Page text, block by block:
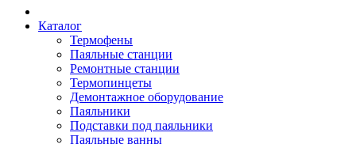
Каталог
Термофены
Паяльные станции
Ремонтные станции
Термопинцеты
Демонтажное оборудование
Паяльники
Подставки под паяльники
Паяльные ванны